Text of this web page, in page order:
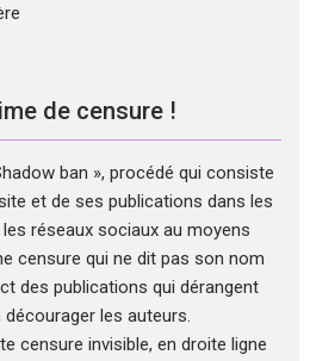
de censure !
ban », procédé qui consiste
et de ses publications dans les
réseaux sociaux au moyens
censure qui ne dit pas son nom
des publications qui dérangent
les auteurs.
censure invisible, en droite ligne